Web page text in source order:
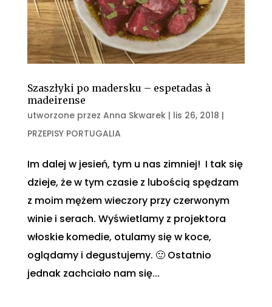
Szaszłyki po madersku – espetadas à
madeirense
utworzone przez Anna Skwarek| lis 26, 2018 |
PRZEPISY PORTUGALIA
Im dalej w jesień, tym u nas zimniej! I tak się
dzieje, że w tym czasie z lubością spędzam
z moim mężem wieczory przy czerwonym
winie i serach. Wyświetlamy z projektora
włoskie komedie, otulamy się w koce,
oglądamy i degustujemy. 🙂 Ostatnio
jednak zachciało nam się...